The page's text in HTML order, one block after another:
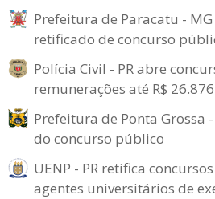
Prefeitura de Paracatu -
retificado de concurso
Polícia Civil - PR abre
remunerações até R$
Prefeitura de Ponta Grossa
do concurso público
UENP - PR retifica
agentes universitários de